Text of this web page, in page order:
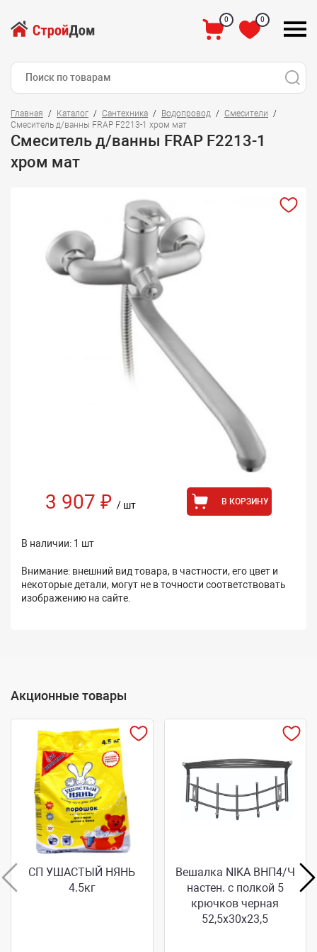
0 0
Главная Каталог Сантехника Водопровод
Смесители
Смеситель д/ванны FRAP F2213-1 хром мат
Смеситель д/ванны FRAP F2213-1
хром мат
3 907 ₽ / шт В КОРЗИНУ
В наличии: 1 шт
Внимание: внешний вид товара, в частности, его цвет и
некоторые детали, могут не в точности соответствовать
изображению на сайте.
Акционные товары
СП УШАСТЫЙ НЯНЬ
4.5кг
Вешалка NIKA ВНП4/Ч
настен. с полкой 5
крючков черная
52,5x30x23,5